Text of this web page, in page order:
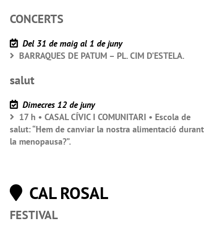
CONCERTS
Del 31 de maig al 1 de juny
BARRAQUES DE PATUM – PL. CIM D’ESTELA.
salut
Dimecres 12 de juny
17 h • CASAL CÍVIC I COMUNITARI • Escola de
salut: “Hem de canviar la nostra alimentació durant
la menopausa?”.
CAL ROSAL
FESTIVAL